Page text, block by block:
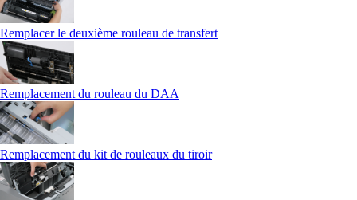
Remplacer le deuxième rouleau de transfert
Remplacement du rouleau du DAA
Remplacement du kit de rouleaux du tiroir